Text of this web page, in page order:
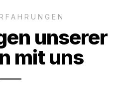
unserer
mit uns